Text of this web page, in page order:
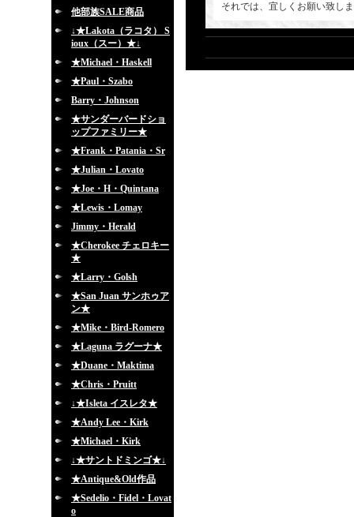
他部族SALE商品
↓★Lakota（ラコタ） S
ioux（スー）★↓
★Michael・Haskell
★Paul・Szabo
Barry・Johnson
★サンダーバードショ
ップファミリー★
★Frank・Patania・Sr
★Julian・Lovato
★Joe・H・Quintana
★Lewis・Lomay
Jimmy・Herald
★Cherokee チェロキー
★
★Larry・Golsh
★San Juan サンホゥア
ン★
★Mike・Bird-Romero
★Laguna ラグーナ★
★Duane・Maktima
★Chris・Pruitt
↓★Isleta イスレタ★
★Andy Lee・Kirk
★Michael・Kirk
↓★サントドミンゴ★↓
★Antique&Old作品
★Sedelio・Fidel・Lovat
o
それでは、宜しくお願い致し